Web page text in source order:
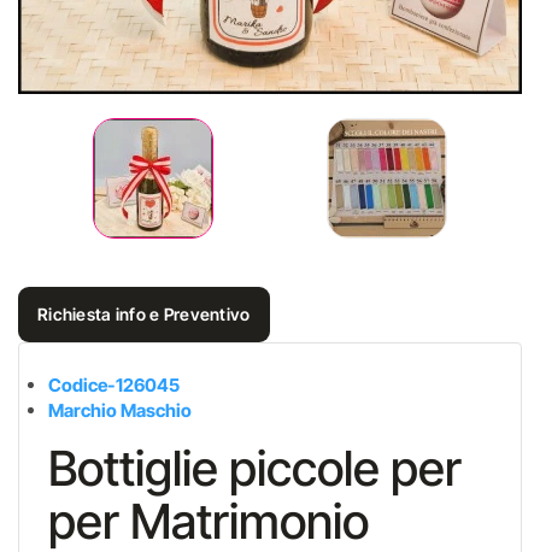
Richiesta info e Preventivo
Codice-126045
Marchio Maschio
Bottiglie piccole per
per Matrimonio